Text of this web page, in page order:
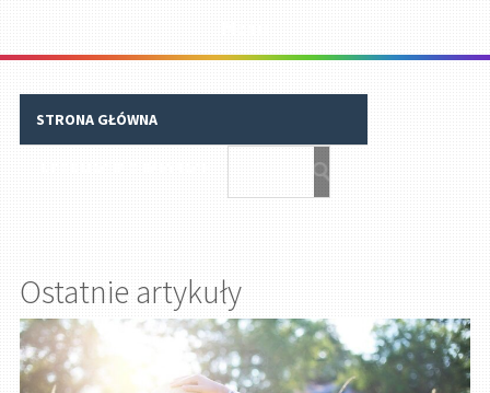
STRONA GŁÓWNA
Ostatnie artykuły